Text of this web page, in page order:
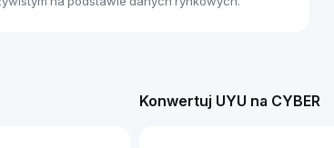
Konwertuj UYU na CYBER